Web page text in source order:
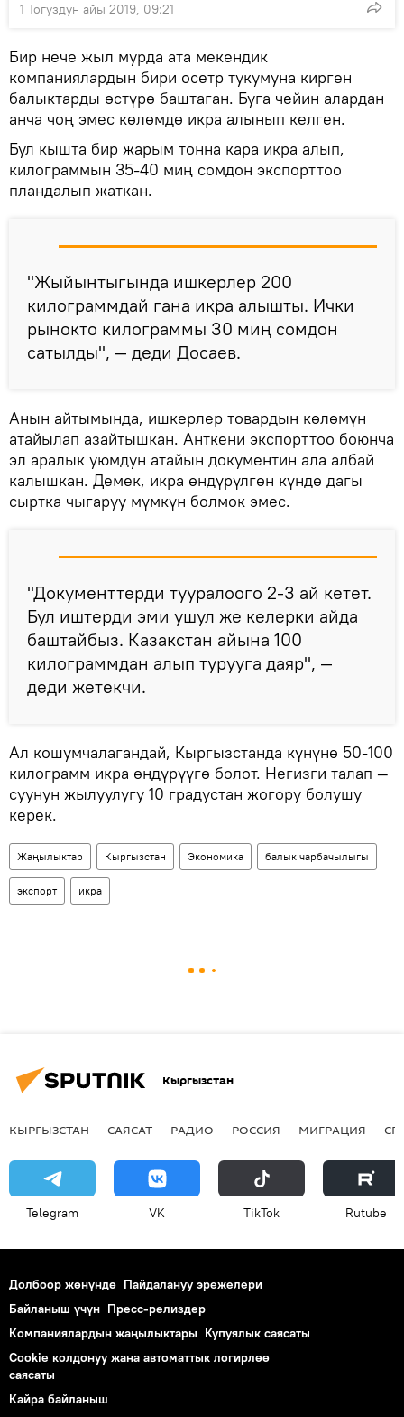
1 Тогуздун айы 2019, 09:21
Бир нече жыл мурда ата мекендик
компаниялардын бири осетр тукумуна кирген
балыктарды өстүрө баштаган. Буга чейин алардан
анча чоң эмес көлөмдө икра алынып келген.
Бул кышта бир жарым тонна кара икра алып,
килограммын 35-40 миң сомдон экспорттоо
пландалып жаткан.
"Жыйынтыгында ишкерлер 200
килограммдай гана икра алышты. Ички
рынокто килограммы 30 миң сомдон
сатылды", — деди Досаев.
Анын айтымында, ишкерлер товардын көлөмүн
атайылап азайтышкан. Анткени экспорттоо боюнча
эл аралык уюмдун атайын документин ала албай
калышкан. Демек, икра өндүрүлгөн күндө дагы
сыртка чыгаруу мүмкүн болмок эмес.
"Документтерди тууралоого 2-3 ай кетет.
Бул иштерди эми ушул же келерки айда
баштайбыз. Казакстан айына 100
килограммдан алып турууга даяр", —
деди жетекчи.
Ал кошумчалагандай, Кыргызстанда күнүнө 50-100
килограмм икра өндүрүүгө болот. Негизги талап —
суунун жылуулугу 10 градустан жогору болушу
керек.
Жаңылыктар Кыргызстан Экономика балык чарбачылыгы
экспорт икра
Кыргызстан
КЫРГЫЗСТАН САЯСАТ РАДИО РОССИЯ МИГРАЦИЯ
Telegram VK ТikТоk Rutube
Долбоор жөнүндө Пайдалануу эрежелери
Байланыш үчүн Пресс-релиздер
Компаниялардын жаңылыктары Купуялык саясаты
Cookie колдонуу жана автоматтык логирлөө
саясаты
Кайра байланыш